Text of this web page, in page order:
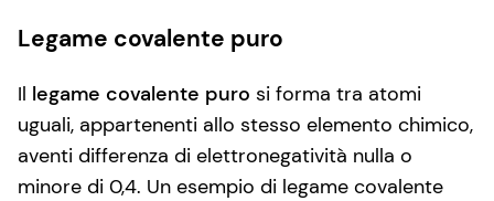
Legame covalente puro
Il legame covalente puro si forma tra atomi
uguali, appartenenti allo stesso elemento chimico,
aventi differenza di elettronegatività nulla o
minore di 0,4. Un esempio di legame covalente